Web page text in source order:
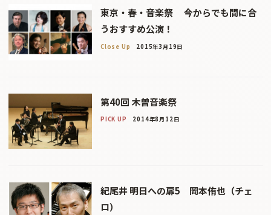
東京・春・音楽祭 今からでも間に合
うおすすめ公演！
Close Up 2015年3月19日
第40回 木曽音楽祭
PICK UP 2014年8月12日
紀尾井 明日への扉5 岡本侑也（チェ
ロ）